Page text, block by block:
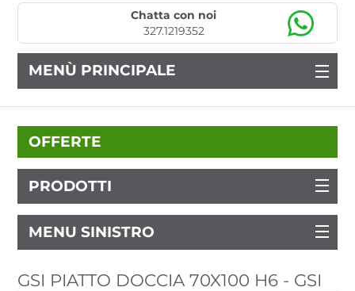
Chatta con noi
327.1219352
MENÙ PRINCIPALE
OFFERTE
PRODOTTI
MENU SINISTRO
GSI PIATTO DOCCIA 70X100 H6 - GSI